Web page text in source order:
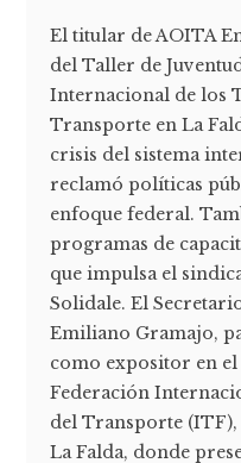
El titular de AOITA
del Taller de
Internacional de los
Transporte en La
crisis del sistema
reclamó políticas
enfoque federal.
programas de
que impulsa el
Solidale. El
Emiliano Gramajo,
como expositor en
Federación
del Transporte
La Falda, donde